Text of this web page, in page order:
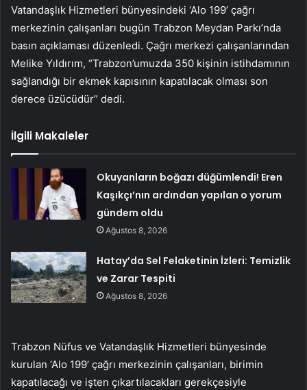
Vatandaşlık Hizmetleri bünyesindeki ‘Alo 199’ çağrı
merkezinin çalışanları bugün Trabzon Meydan Parkı’nda
basın açıklaması düzenledi. Çağrı merkezi çalışanlarından
Melike Yıldırım, “Trabzon’umuzda 350 kişinin istihdamının
sağlandığı bir ekmek kapısının kapatılacak olması son
derece üzücüdür” dedi.
İlgili Makaleler
Okuyanların boğazı düğümlendi! Eren
Kaşıkçı’nın ardından yapılan o yorum
gündem oldu
Ağustos 8, 2026
Hatay’da Sel Felaketinin İzleri: Temizlik
ve Zarar Tespiti
Ağustos 8, 2026
Trabzon Nüfus ve Vatandaşlık Hizmetleri bünyesinde
kurulan ‘Alo 199’ çağrı merkezinin çalışanları, birimin
kapatılacağı ve işten çıkartılacakları gerekçesiyle